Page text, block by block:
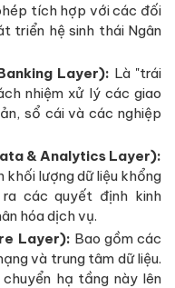
tích hợp với các đối
triển hệ sinh thái Ngân
Layer): Là "trái
nhiệm xử lý các giao
sổ cái và các nghiệp
& Analytics Layer):
khối lượng dữ liệu khổng
các quyết định kinh
hóa dịch vụ.
Layer): Bao gồm các
và trung tâm dữ liệu.
hạ tầng này lên